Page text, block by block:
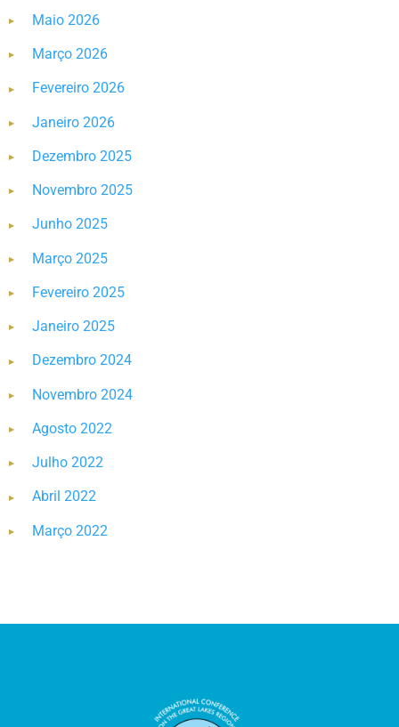
Maio 2026
Março 2026
Fevereiro 2026
Janeiro 2026
Dezembro 2025
Novembro 2025
Junho 2025
Março 2025
Fevereiro 2025
Janeiro 2025
Dezembro 2024
Novembro 2024
Agosto 2022
Julho 2022
Abril 2022
Março 2022